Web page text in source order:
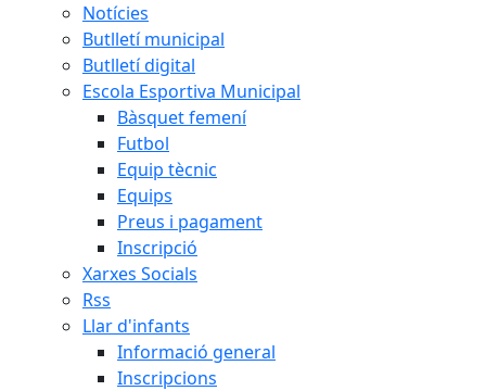
Notícies
Butlletí municipal
Butlletí digital
Escola Esportiva Municipal
Bàsquet femení
Futbol
Equip tècnic
Equips
Preus i pagament
Inscripció
Xarxes Socials
Rss
Llar d'infants
Informació general
Inscripcions